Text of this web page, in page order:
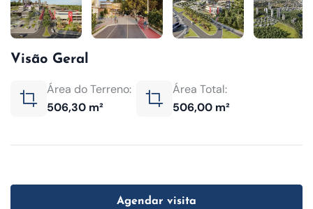
Visão Geral
Área do Terreno:
506,30 m²
Área Total:
506,00 m²
Agendar visita